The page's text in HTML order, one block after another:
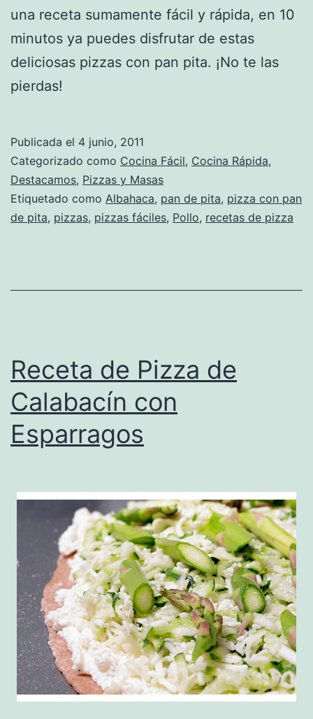
una receta sumamente fácil y rápida, en 10
minutos ya puedes disfrutar de estas
deliciosas pizzas con pan pita. ¡No te las
pierdas!
Publicada el 4 junio, 2011
Categorizado como Cocina Fácil, Cocina Rápida,
Destacamos, Pizzas y Masas
Etiquetado como Albahaca, pan de pita, pizza con pan
de pita, pizzas, pizzas fáciles, Pollo, recetas de pizza
Receta de Pizza de
Calabacín con
Esparragos